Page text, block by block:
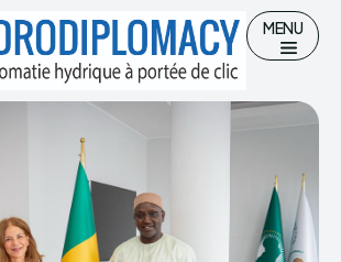
Chercher
MENU